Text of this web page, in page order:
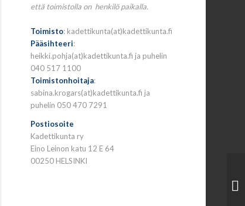
että toimistolla on henkilö paikalla.
Toimisto: kadettikunta(at)kadettikunta.fi
Pääsihteeri:
heikki.pohja(at)kadettikunta.fi ja puhelin
040 517 1100
Toimistonhoitaja:
sabina.krogars(at)kadettikunta.fi ja
puhelin 050 470 7291
Postiosoite
Kadettikunta ry
Eino Leinon katu 12 E 64
00250 HELSINKI